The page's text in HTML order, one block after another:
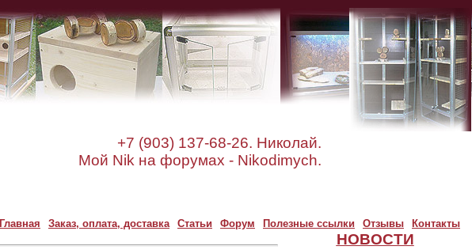
+7 (903) 137-68-26. Николай.
Мой Nik на форумах - Nikodimych.
Главная Заказ, оплата, доставка Статьи Форум Полезные ссылки Отзывы Контакты
НОВОСТИ